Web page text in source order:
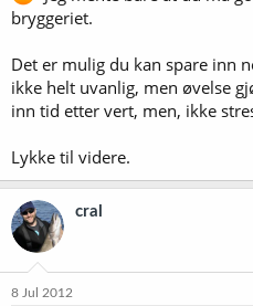
bryggeriet.
Det er mulig du kan spare inn
ikke helt uvanlig, men øvelse
inn tid etter vert, men, ikke
Lykke til videre.
cral
8 Jul 2012